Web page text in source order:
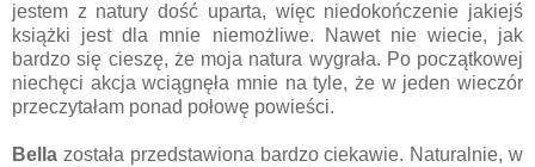
jestem z natury dość uparta, więc niedokończenie jakiejś
książki jest dla mnie niemożliwe. Nawet nie wiecie, jak
bardzo się cieszę, że moja natura wygrała. Po początkowej
niechęci akcja wciągnęła mnie na tyle, że w jeden wieczór
przeczytałam ponad połowę powieści.
Bella została przedstawiona bardzo ciekawie. Naturalnie, w